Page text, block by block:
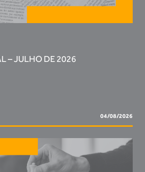
– JULHO DE 2026
04/08/2026